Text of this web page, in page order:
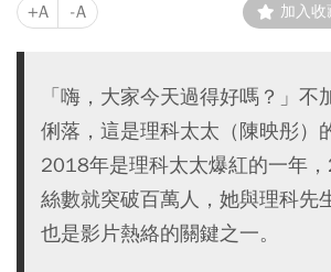
+A -A 加入收
「嗨，大家今天過得好嗎？」不
俐落，這是理科太太（陳映彤）
2018年是理科太太爆紅的一年
絲數就突破百萬人，她與理科先
也是影片熱絡的關鍵之一。